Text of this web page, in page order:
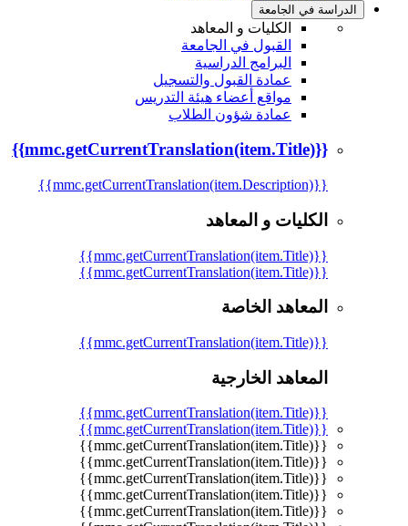
الدراسة في الجامعة
الكليات و المعاهد
القبول في الجامعة
البرامج الدراسية
عمادة القبول والتسجيل
مواقع أعضاء هيئة التدريس
عمادة شؤون الطلاب
{{mmc.getCurrentTranslation(item.Title)}}
{{mmc.getCurrentTranslation(item.Description)}}
الكليات و المعاهد
{{mmc.getCurrentTranslation(item.Title)}}
{{mmc.getCurrentTranslation(item.Title)}}
المعاهد الخاصة
{{mmc.getCurrentTranslation(item.Title)}}
المعاهد الخارجية
{{mmc.getCurrentTranslation(item.Title)}}
{{mmc.getCurrentTranslation(item.Title)}}
{{mmc.getCurrentTranslation(item.Title)}}
{{mmc.getCurrentTranslation(item.Title)}}
{{mmc.getCurrentTranslation(item.Title)}}
{{mmc.getCurrentTranslation(item.Title)}}
{{mmc.getCurrentTranslation(item.Title)}}